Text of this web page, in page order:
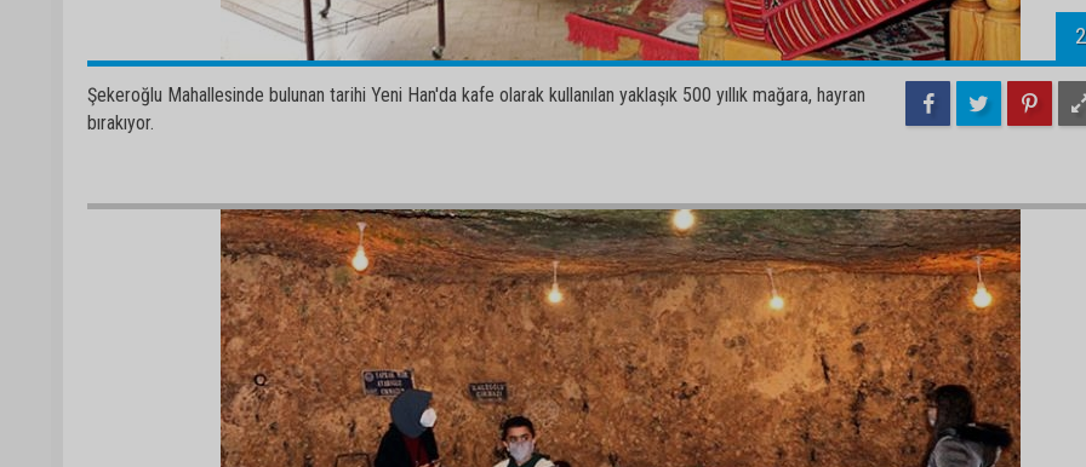
2
Şekeroğlu Mahallesinde bulunan tarihi Yeni Han'da kafe olarak kullanılan yaklaşık 500 yıllık mağara, hayran
bırakıyor.